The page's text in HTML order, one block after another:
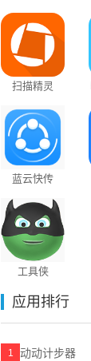
扫描精灵
蓝云快传
工具侠
应用排行
1 动动计步器